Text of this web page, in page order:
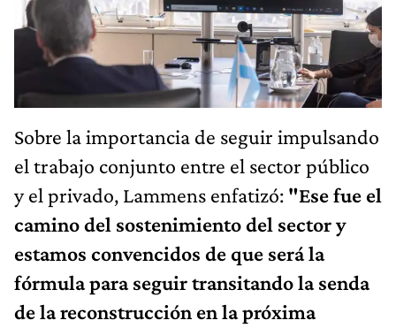
Sobre la importancia de seguir impulsando
el trabajo conjunto entre el sector público
y el privado, Lammens enfatizó: "Ese fue el
camino del sostenimiento del sector y
estamos convencidos de que será la
fórmula para seguir transitando la senda
de la reconstrucción en la próxima